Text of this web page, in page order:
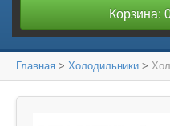
Корзина:
Главная > Холодильники >